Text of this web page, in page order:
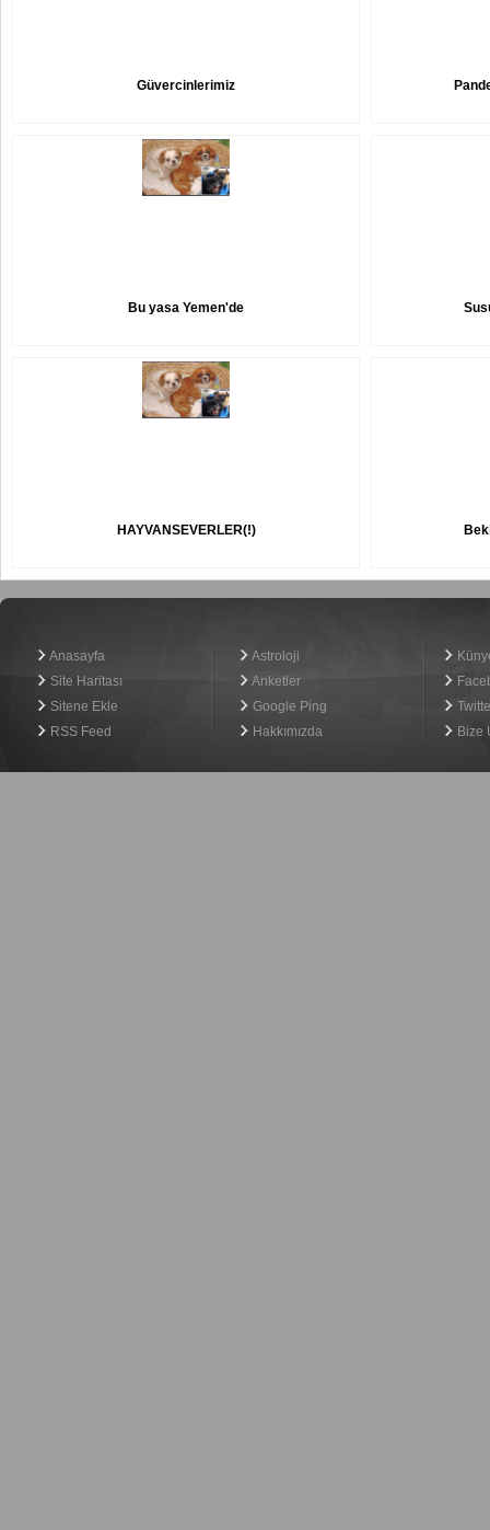
Güvercinlerimiz
Bu yasa Yemen'de
HAYVANSEVERLER(!)
Anasayfa
Site Haritası
Sitene Ekle
RSS Feed
Astroloji
Anketler
Google Ping
Hakkımızda
Bize